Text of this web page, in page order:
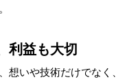
利益も大切
想いや技術だけでなく、